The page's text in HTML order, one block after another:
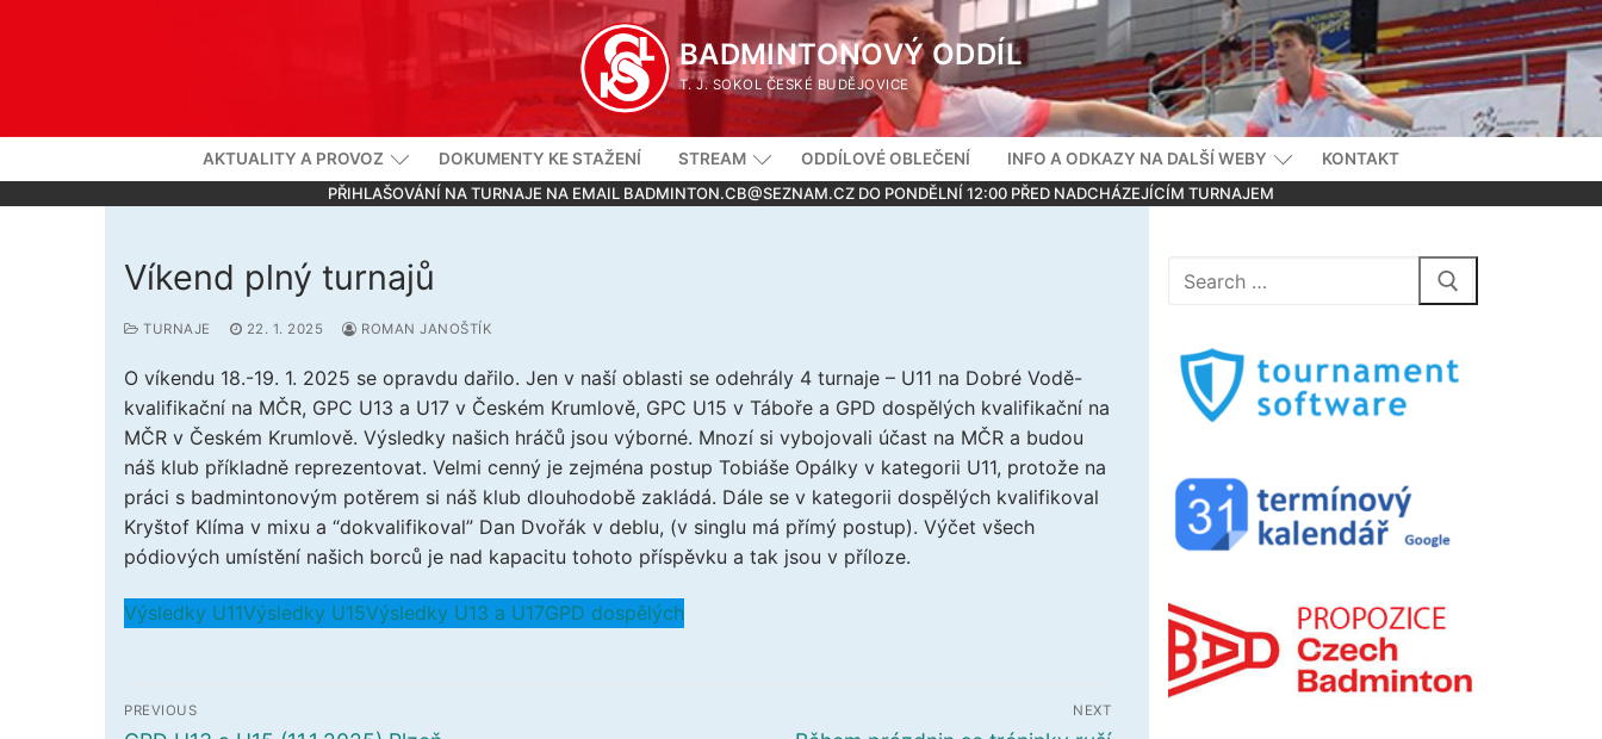
BADMINTONOVÝ ODDÍL
T. J. SOKOL ČESKÉ BUDĚJOVICE
AKTUALITY A PROVOZ DOKUMENTY KE STAŽENÍ STREAM ODDÍLOVÉ OBLEČENÍ INFO A ODKAZY NA DALŠÍ WEBY
KONTAKT
PŘIHLAŠOVÁNÍ NA TURNAJE NA EMAIL BADMINTON.CB@SEZNAM.CZ DO PONDĚLNÍ 12:00 PŘED NADCHÁZEJÍCÍM TURNAJEM
Víkend plný turnajů
TURNAJE 22. 1. 2025 ROMAN JANOŠTÍK
O víkendu 18.-19. 1. 2025 se opravdu dařilo. Jen v naší oblasti se odehrály 4 turnaje – U11 na Dobré Vodě-
kvalifikační na MČR, GPC U13 a U17 v Českém Krumlově, GPC U15 v Táboře a GPD dospělých kvalifikační na
MČR v Českém Krumlově. Výsledky našich hráčů jsou výborné. Mnozí si vybojovali účast na MČR a budou
náš klub příkladně reprezentovat. Velmi cenný je zejména postup Tobiáše Opálky v kategorii U11, protože na
práci s badmintonovým potěrem si náš klub dlouhodobě zakládá. Dále se v kategorii dospělých kvalifikoval
Kryštof Klíma v mixu a “dokvalifikoval” Dan Dvořák v deblu, (v singlu má přímý postup). Výčet všech
pódiových umístění našich borců je nad kapacitu tohoto příspěvku a tak jsou v příloze.
Výsledky U11Výsledky U15Výsledky U13 a U17GPD dospělých
Navigace
PREVIOUS NEXT
Hledat: